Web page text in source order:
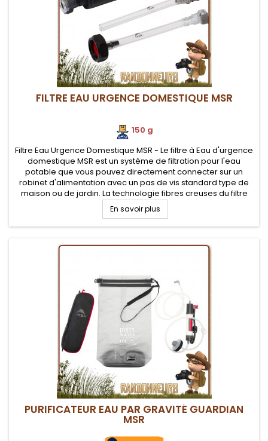
FILTRE EAU URGENCE DOMESTIQUE MSR
150 g
Filtre Eau Urgence Domestique MSR - Le filtre à Eau d'urgence
domestique MSR est un système de filtration pour l'eau
potable que vous pouvez directement connecter sur un
robinet d'alimentation avec un pas de vis standard type de
maison ou de jardin. La technologie fibres creuses du filtre
MSR permet d'éliminer bactéries, micro-organismes et
sédiments tout...
En savoir plus
PURIFICATEUR EAU PAR GRAVITÉ GUARDIAN
MSR